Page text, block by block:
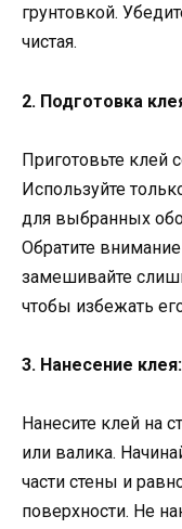
грунтовкой.
чистая.
2. Подготовка
Приготовьте клей
Используйте
для выбранных
Обратите
замешивайте
чтобы избежать
3. Нанесение клея:
Нанесите клей на
или валика.
части стены и
поверхности. Не